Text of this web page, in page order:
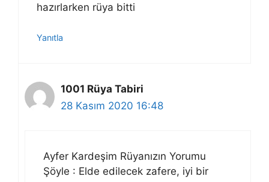
hazırlarken rüya bitti
Yanıtla
1001 Rüya Tabiri
28 Kasım 2020 16:48
Ayfer Kardeşim Rüyanızın Yorumu
Şöyle : Elde edilecek zafere, iyi bir